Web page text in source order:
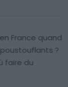
France quand
?
faire du